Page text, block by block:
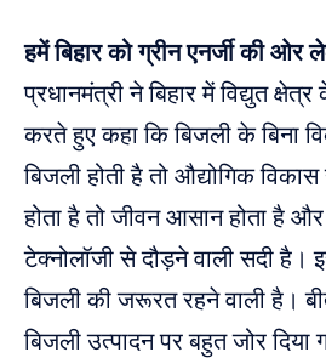
हमें बिहार को ग्रीन एनर्जी की ओर
प्रधानमंत्री ने बिहार में विद्युत
करते हुए कहा कि बिजली के बिना
बिजली होती है तो औद्योगिक
होता है तो जीवन आसान होता है
टेक्नोलॉजी से दौड़ने वाली सदी है।
बिजली की जरूरत रहने वाली है। बीते
बिजली उत्पादन पर बहुत जोर